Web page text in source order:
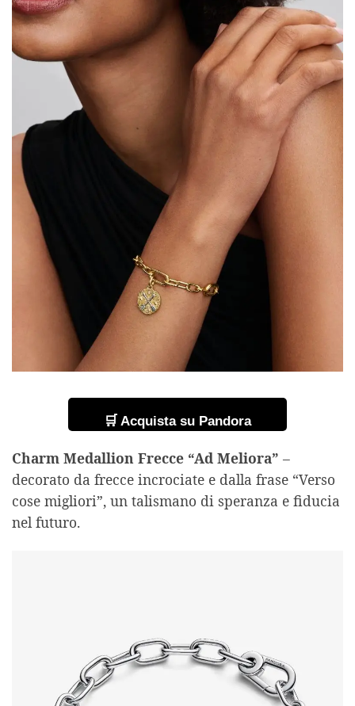
🛒 Acquista su Pandora
Charm Medallion Frecce “Ad Meliora” –
decorato da frecce incrociate e dalla frase “Verso
cose migliori”, un talismano di speranza e fiducia
nel futuro.